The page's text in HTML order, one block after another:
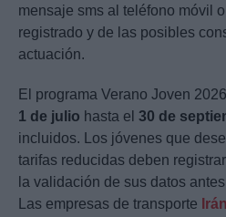
mensaje sms al teléfono móvil
registrado y de las posibles
actuación.
El programa Verano Joven
1 de julio hasta el 30 de
incluidos. Los jóvenes que
tarifas reducidas deben
la validación de sus datos
Las empresas de transporte Irán